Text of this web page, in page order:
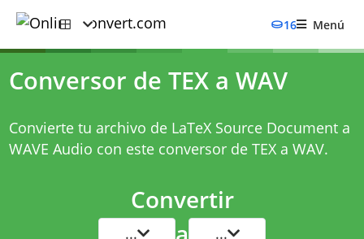
16 Menú
Conversor de TEX a WAV
Convierte tu archivo de LaTeX Source Document a
WAVE Audio con este conversor de TEX a WAV.
Convertir
... ...